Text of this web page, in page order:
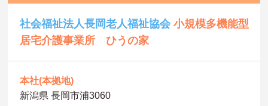
社会福祉法人長岡老人福祉協会小規模多機能型
居宅介護事業所 ひうの家
本社(本拠地)
新潟県 長岡市浦3060